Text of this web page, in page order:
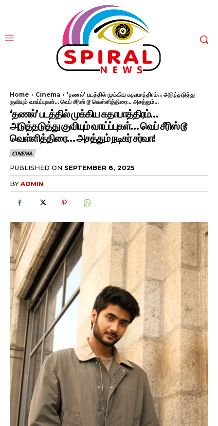
Home Cinema
'தணல்' படத்தில் முக்கிய கதாபாத்திரம்... அடுத்தடுத்து
குவியும் வாய்ப்புகள்... வெப் சீரிஸ் டூ வெள்ளித்திரை... அசத்தும்...
‘தணல்’ படத்தில் முக்கிய கதாபாத்திரம்…
அடுத்தடுத்து குவியும் வாய்ப்புகள்… வெப் சீரிஸ் டூ
வெள்ளித்திரை… அசத்தும் நடிகர் சர்வா!
CINEMA
PUBLISHED ON SEPTEMBER 8, 2025
BYADMIN